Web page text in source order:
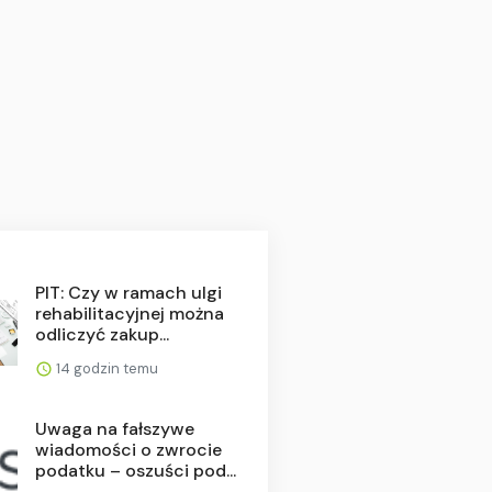
PIT: Czy w ramach ulgi
rehabilitacyjnej można
odliczyć zakup...
14 godzin temu
Uwaga na fałszywe
wiadomości o zwrocie
podatku – oszuści pod...